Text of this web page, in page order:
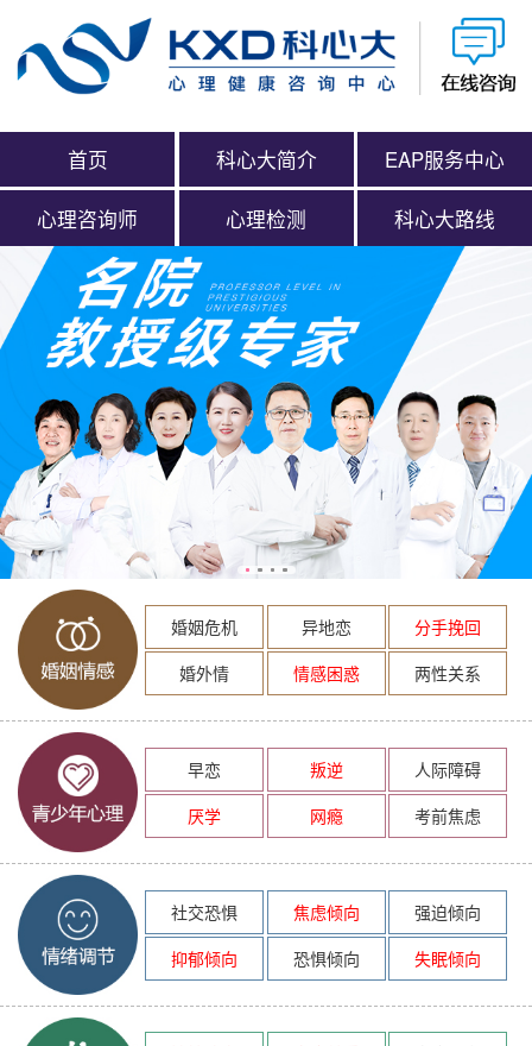
首页 科心大简介 EAP服务中心
心理咨询师 心理检测 科心大路线
婚姻危机 异地恋
分手挽回
婚外情
情感困惑 两性关系
早恋 叛逆
人际障碍
厌学
网瘾 考前焦虑
社交恐惧 焦虑倾向
强迫倾向
抑郁倾向
恐惧倾向 失眠倾向